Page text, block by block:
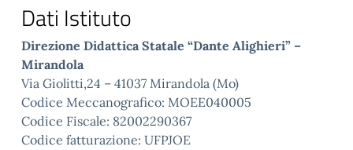
Dati Istituto
Direzione Didattica Statale “Dante Alighieri” –
Mirandola
Via Giolitti,24 – 41037 Mirandola (Mo)
Codice Meccanografico: MOEE040005
Codice Fiscale: 82002290367
Codice fatturazione: UFPJOE